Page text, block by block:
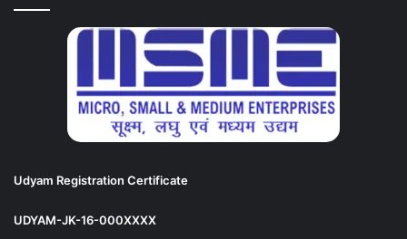
Udyam Registration Certificate
UDYAM-JK-16-000XXXX